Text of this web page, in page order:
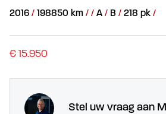
2016 198850 km A B 218 pk
€ 15.950
Stel uw vraag aan